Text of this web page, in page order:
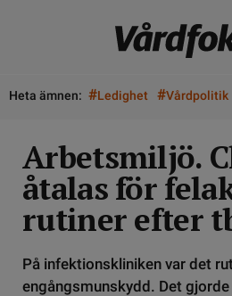
Heta ämnen: #Ledighet #Vårdpolitik
Arbetsmiljö.
åtalas för
rutiner efter
På infektionskliniken var det
engångsmunskydd. Det